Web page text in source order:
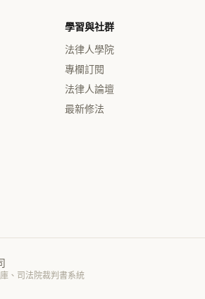
學習與社群
法律人學院
專欄訂閱
法律人論壇
最新修法
、司法院裁判書系統